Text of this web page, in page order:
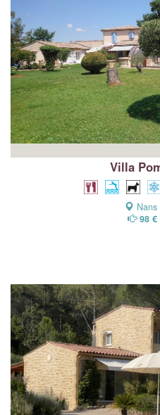
Villa
98 €